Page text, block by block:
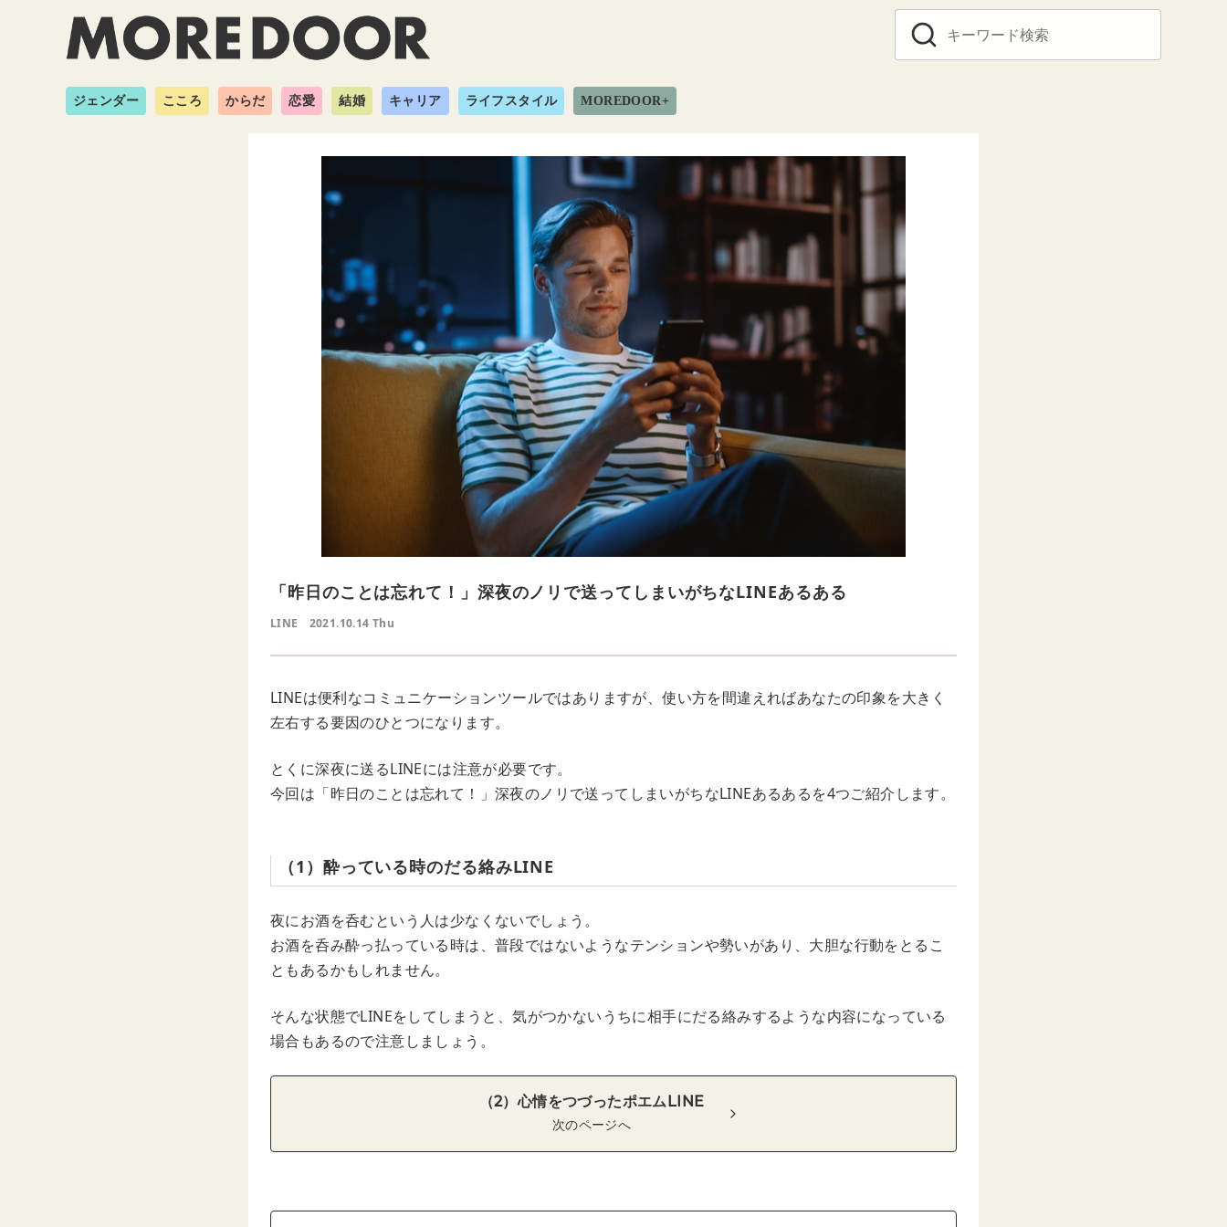
ジェンダー こころ からだ 恋愛 結婚 キャリア ライフスタイル MOREDOOR+
「昨日のことは忘れて！」深夜のノリで送ってしまいがちなLINEあるある
LINE 2021.10.14 Thu
LINEは便利なコミュニケーションツールではありますが、使い方を間違えればあなたの印象を大きく
左右する要因のひとつになります。
とくに深夜に送るLINEには注意が必要です。
今回は「昨日のことは忘れて！」深夜のノリで送ってしまいがちなLINEあるあるを4つご紹介します。
（1）酔っている時のだる絡みLINE
夜にお酒を呑むという人は少なくないでしょう。
お酒を呑み酔っ払っている時は、普段ではないようなテンションや勢いがあり、大胆な行動をとるこ
ともあるかもしれません。
そんな状態でLINEをしてしまうと、気がつかないうちに相手にだる絡みするような内容になっている
場合もあるので注意しましょう。
（2）心情をつづったポエムLINE
次のページへ